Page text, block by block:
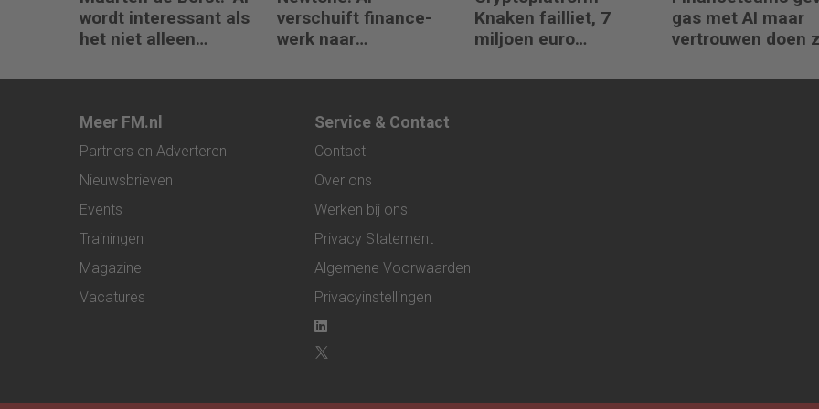
wordt interessant als
het niet alleen
bouwt’
verschuift finance-
werk naar
advies
Knaken failliet, 7
miljoen euro
gas met AI maar
vertrouwen doen
Meer FM.nl
Partners en Adverteren
Nieuwsbrieven
Events
Trainingen
Magazine
Vacatures
Service & Contact
Contact
Over ons
Werken bij ons
Privacy Statement
Algemene Voorwaarden
Privacyinstellingen